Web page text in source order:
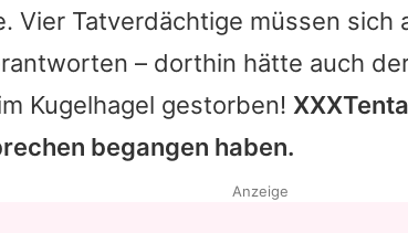
Vier Tatverdächtige müssen sich
– dorthin hätte auch
Kugelhagel gestorben!
begangen haben.
Anzeige